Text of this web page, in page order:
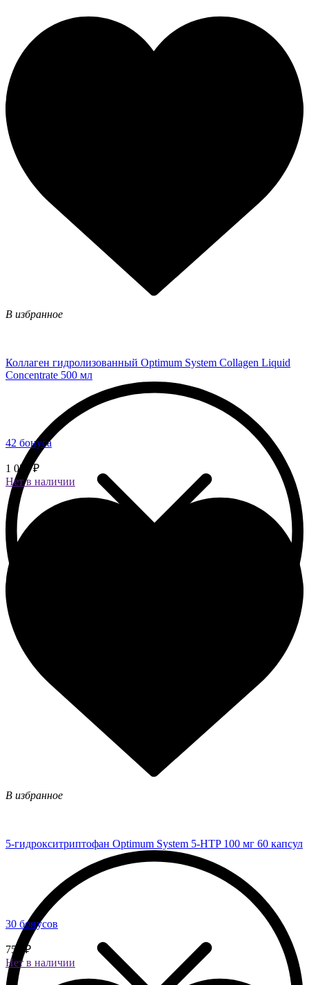
В избранное
Коллаген гидролизованный Optimum System Collagen Liquid
Concentrate 500 мл
42 бонуса
1 050 ₽
Нет в наличии
В избранное
5-гидрокситриптофан Optimum System 5-HTP 100 мг 60 капсул
30 бонусов
750 ₽
Нет в наличии